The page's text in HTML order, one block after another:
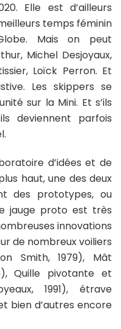
Elle est d’ailleurs
temps féminin
Mais on peut
Michel Desjoyaux,
Loïck Perron. Et
Les skippers se
sur la Mini. Et s’ils
deviennent parfois
d’idées et de
haut, une des deux
des prototypes, ou
jauge proto est très
innovations
de nombreux voiliers
Smith, 1979), Mât
Quille pivotante et
1991), étrave
bien d’autres encore